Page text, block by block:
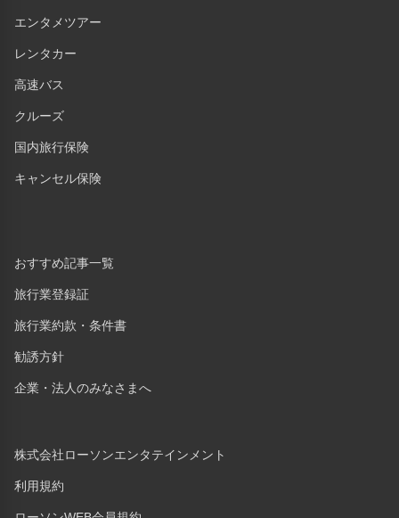
エンタメツアー
レンタカー
高速バス
クルーズ
国内旅行保険
キャンセル保険
おすすめ記事一覧
旅行業登録証
旅行業約款・条件書
勧誘方針
企業・法人のみなさまへ
株式会社ローソンエンタテインメント
利用規約